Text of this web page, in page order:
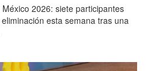
2026: siete participantes
esta semana tras una